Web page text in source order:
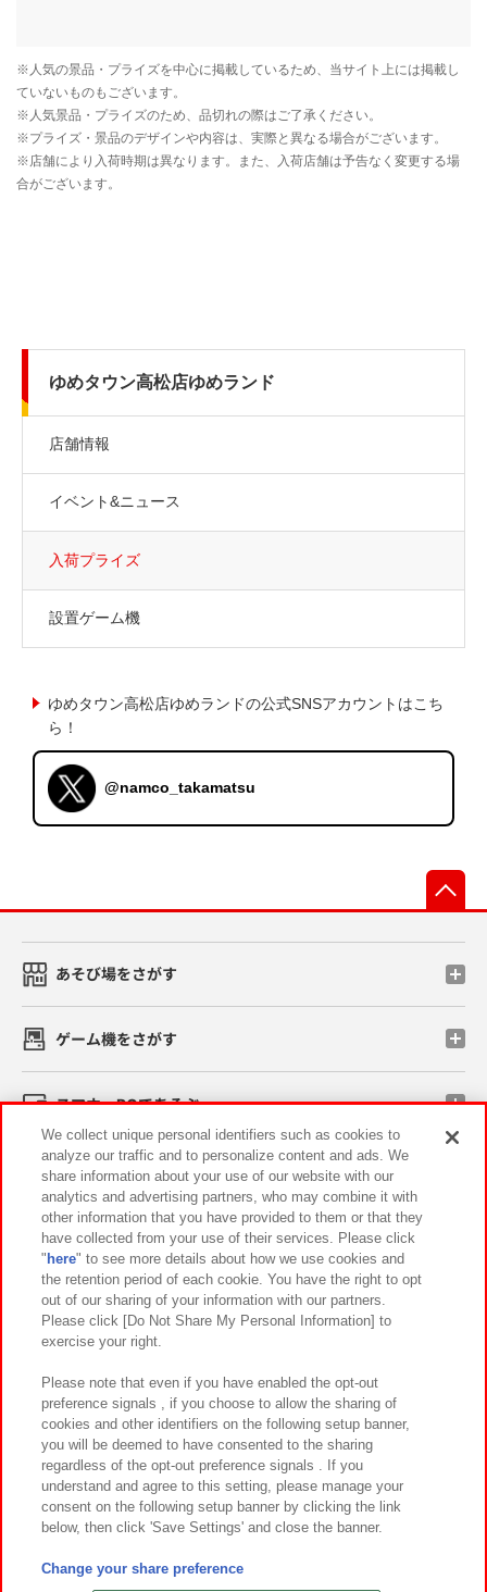
ゆめタウン高松店ゆめランド
店舗情報
イベント&ニュース
入荷プライズ
設置ゲーム機
ゆめタウン高松店ゆめランドの公式SNSアカウントはこち
ら！
@namco_takamatsu
あそび場をさがす
ゲーム機をさがす
スマホ・PCであそぶ
イベント・キャンペーン
関連会社 サステナビリティ サイトポリシー
プライバシーポリシー ウェブアクセシビリティ方針と検証結果
お取引先さまとともに
カスタマーハラスメント対応方針 よくあるご質問・お問い合わせ
©Bandai Namco Amusement Inc.
©Bandai Namco Amusement Lab Inc.
We collect unique personal identifiers such as cookies to
analyze our traffic and to personalize content and ads. We
share information about your use of our website with our
analytics and advertising partners, who may combine it with
other information that you have provided to them or that they
have collected from your use of their services. Please click
" here" to see more details about how we use cookies and
the retention period of each cookie. You have the right to opt
out of our sharing of your information with our partners.
Please click [Do Not Share My Personal Information] to
exercise your right.
Please note that even if you have enabled the opt-out
preference signals , if you choose to allow the sharing of
cookies and other identifiers on the following setup banner,
you will be deemed to have consented to the sharing
regardless of the opt-out preference signals . If you
understand and agree to this setting, please manage your
consent on the following setup banner by clicking the link
below, then click 'Save Settings' and close the banner.
Change your share preference